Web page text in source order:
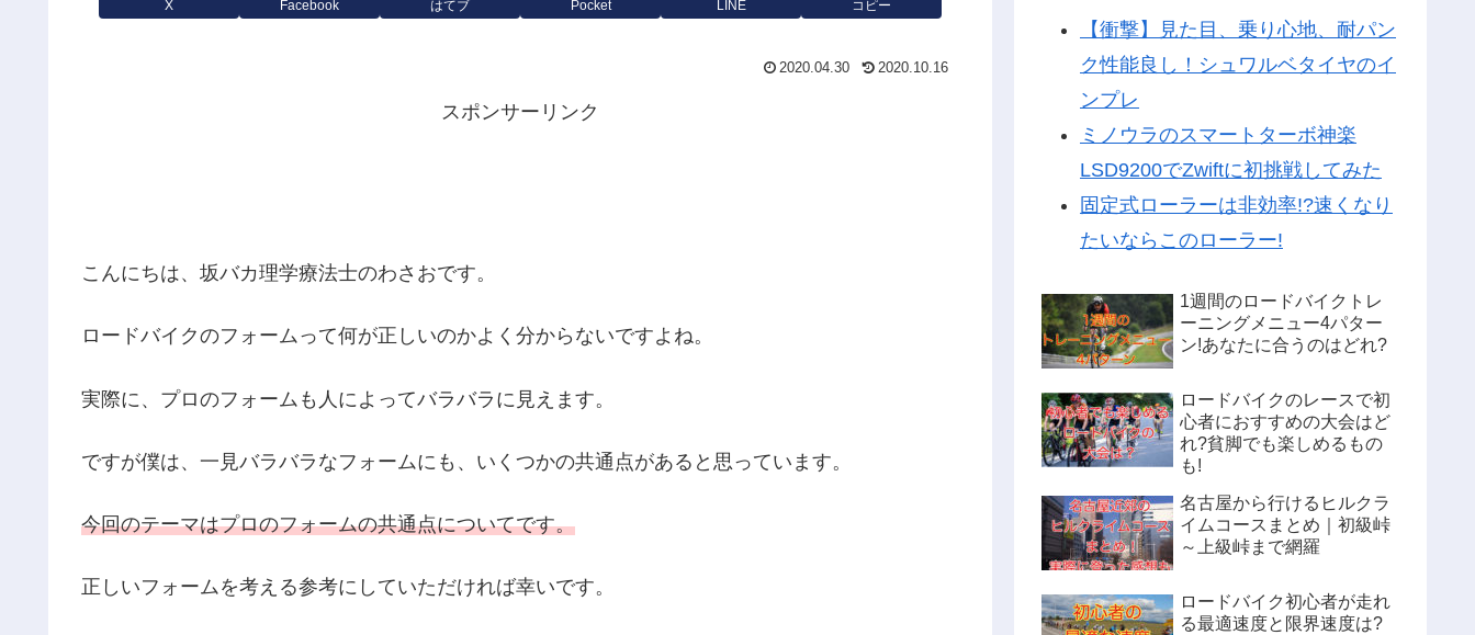
X Facebook はてブ Pocket LINE コピー
2020.04.30 2020.10.16
スポンサーリンク
こんにちは、坂バカ理学療法士のわさおです。
ロードバイクのフォームって何が正しいのかよく分からないですよね。
実際に、プロのフォームも人によってバラバラに見えます。
ですが僕は、一見バラバラなフォームにも、いくつかの共通点があると思っています。
今回のテーマはプロのフォームの共通点についてです。
正しいフォームを考える参考にしていただければ幸いです。
【衝撃】見た目、乗り心地、耐パン
ク性能良し！シュワルベタイヤのイ
ンプレ
ミノウラのスマートターボ神楽
LSD9200でZwiftに初挑戦してみた
固定式ローラーは非効率!?速くなり
たいならこのローラー!
1週間のロードバイクトレ
ーニングメニュー4パター
ン!あなたに合うのはどれ?
ロードバイクのレースで初
心者におすすめの大会はど
れ?貧脚でも楽しめるもの
も!
名古屋から行けるヒルクラ
イムコースまとめ｜初級峠
～上級峠まで網羅
ロードバイク初心者が走れ
る最適速度と限界速度は?